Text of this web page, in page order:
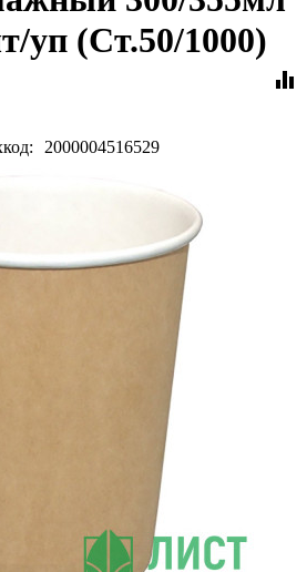
уп (Ст.50/1000)
equalizer
2000004516529